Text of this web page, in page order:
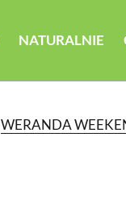
NATURALNIE
WERANDA